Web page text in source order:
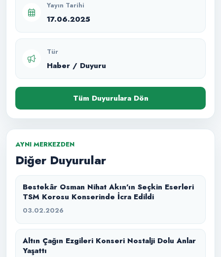
Yayın Tarihi
17.06.2025
Tür
Haber / Duyuru
Tüm Duyurulara Dön
AYNI MERKEZDEN
Diğer Duyurular
Bestekâr Osman Nihat Akın’ın Seçkin Eserleri
TSM Korosu Konserinde İcra Edildi
03.02.2026
Altın Çağın Ezgileri Konseri Nostalji Dolu Anlar
Yaşattı